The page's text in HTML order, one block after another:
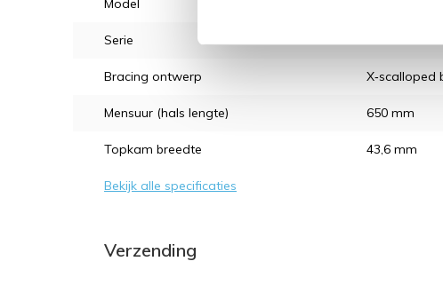
Model
Serie
Bracing ontwerp X‑scalloped
Mensuur (hals lengte) 650 mm
Topkam breedte 43,6 mm
Bekijk alle specificaties
Verzending